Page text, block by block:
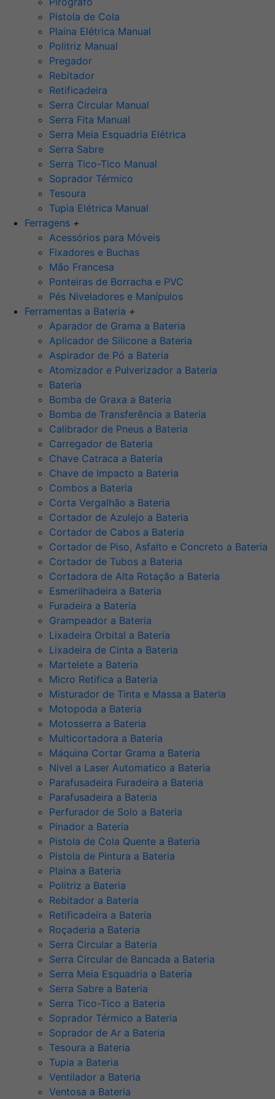
Pistola de Cola
Plaina Elétrica Manual
Politriz Manual
Pregador
Rebitador
Retificadeira
Serra Circular Manual
Serra Fita Manual
Serra Meia Esquadria Elétrica
Serra Sabre
Serra Tico-Tico Manual
Soprador Térmico
Tesoura
Tupia Elétrica Manual
Ferragens +
Acessórios para Móveis
Fixadores e Buchas
Mão Francesa
Ponteiras de Borracha e PVC
Pés Niveladores e Manípulos
Ferramentas a Bateria +
Aparador de Grama a Bateria
Aplicador de Silicone a Bateria
Aspirador de Pó a Bateria
Atomizador e Pulverizador a Bateria
Bateria
Bomba de Graxa a Bateria
Bomba de Transferência a Bateria
Calibrador de Pneus a Bateria
Carregador de Bateria
Chave Catraca a Bateria
Chave de Impacto a Bateria
Combos a Bateria
Corta Vergalhão a Bateria
Cortador de Azulejo a Bateria
Cortador de Cabos a Bateria
Cortador de Piso, Asfalto e Concreto a Bateria
Cortador de Tubos a Bateria
Cortadora de Alta Rotação a Bateria
Esmerilhadeira a Bateria
Furadeira a Bateria
Grampeador a Bateria
Lixadeira Orbital a Bateria
Lixadeira de Cinta a Bateria
Martelete a Bateria
Micro Retifica a Bateria
Misturador de Tinta e Massa a Bateria
Motopoda a Bateria
Motosserra a Bateria
Multicortadora a Bateria
Máquina Cortar Grama a Bateria
Nivel a Laser Automatico a Bateria
Parafusadeira Furadeira a Bateria
Parafusadeira a Bateria
Perfurador de Solo a Bateria
Pinador a Bateria
Pistola de Cola Quente a Bateria
Pistola de Pintura a Bateria
Plaina a Bateria
Politriz a Bateria
Rebitador a Bateria
Retificadeira a Bateria
Roçaderia a Bateria
Serra Circular a Bateria
Serra Circular de Bancada a Bateria
Serra Meia Esquadria a Bateria
Serra Sabre a Bateria
Serra Tico-Tico a Bateria
Soprador Térmico a Bateria
Soprador de Ar a Bateria
Tesoura a Bateria
Tupia a Bateria
Ventilador a Bateria
Ventosa a Bateria